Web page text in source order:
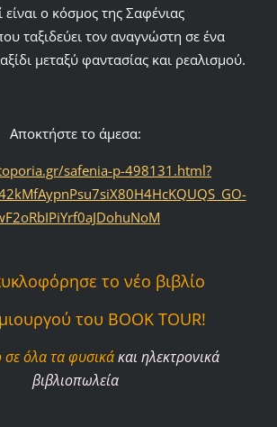
είναι ο κόσμος της Σαφένιας
ταξιδεύει τον αναγνώστη σε ένα
μεταξύ φαντασίας και ρεαλισμού.
Αποκτήστε το άμεσα:
safenia-p-498131.html?
το νέο βιβλίο
του BOOK TOUR!
σε όλα τα φυσικάκαι ηλεκτρονικά
βιβλιοπωλεία